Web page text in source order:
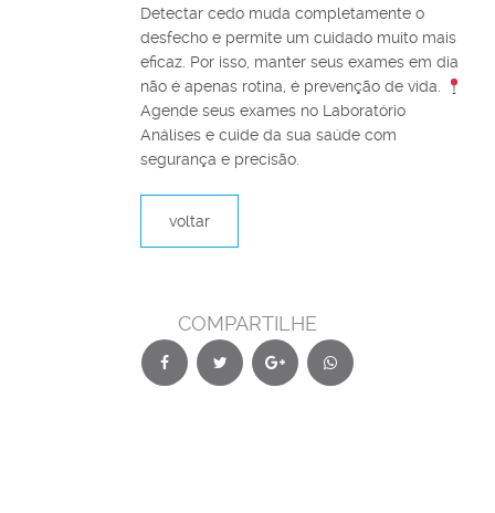
Detectar cedo muda completamente o
desfecho e permite um cuidado muito mais
eficaz. Por isso, manter seus exames em dia
não é apenas rotina, é prevenção de vida.
Agende seus exames no Laboratório
Análises e cuide da sua saúde com
segurança e precisão.
voltar
COMPARTILHE